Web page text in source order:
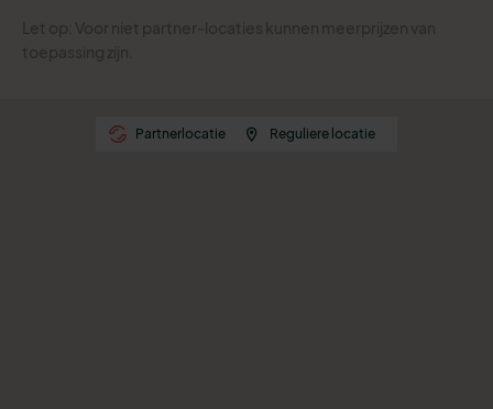
Partnerlocatie Reguliere locatie